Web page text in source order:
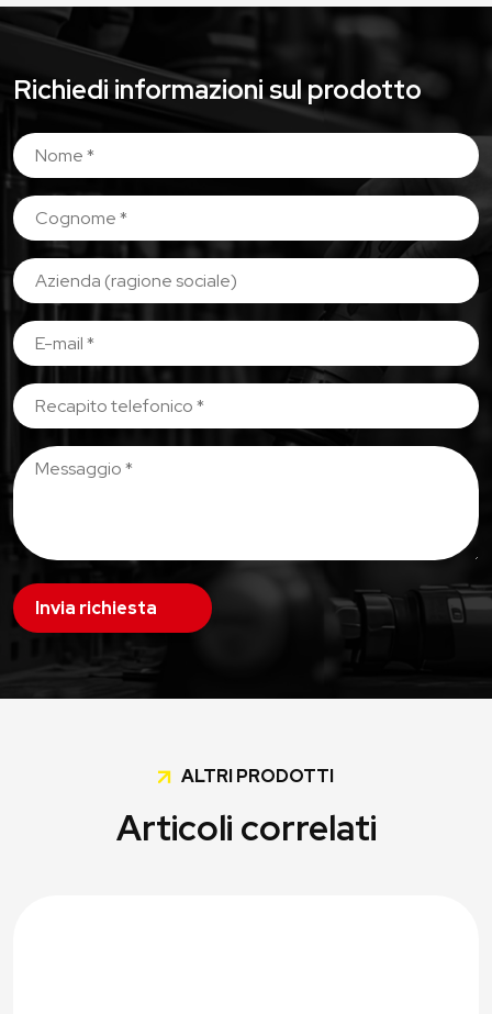
Richiedi informazioni sul prodotto
Invia richiesta
ALTRI PRODOTTI
Articoli correlati